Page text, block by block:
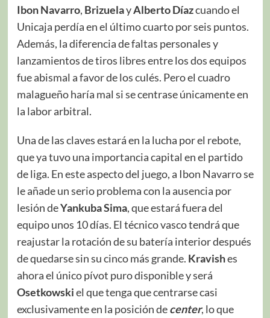
Ibon Navarro, BrizuelayAlberto Díazcuando el
Unicaja perdía en el último cuarto por seis puntos.
Además, la diferencia de faltas personales y
lanzamientos de tiros libres entre los dos equipos
fue abismal a favor de los culés. Pero el cuadro
malagueño haría mal si se centrase únicamente en
la labor arbitral.
Una de las claves estará en la lucha por el rebote,
que ya tuvo una importancia capital en el partido
de liga. En este aspecto del juego, a Ibon Navarro se
le añade un serio problema con la ausencia por
lesión deYankubaSima, que estará fuera del
equipo unos 10 días. El técnico vasco tendrá que
reajustar la rotación de su batería interior después
de quedarse sin su cinco más grande. Kravishes
ahora el único pívot puro disponible y será
Osetkowskiel que tenga que centrarse casi
exclusivamente en la posición decenter, lo que